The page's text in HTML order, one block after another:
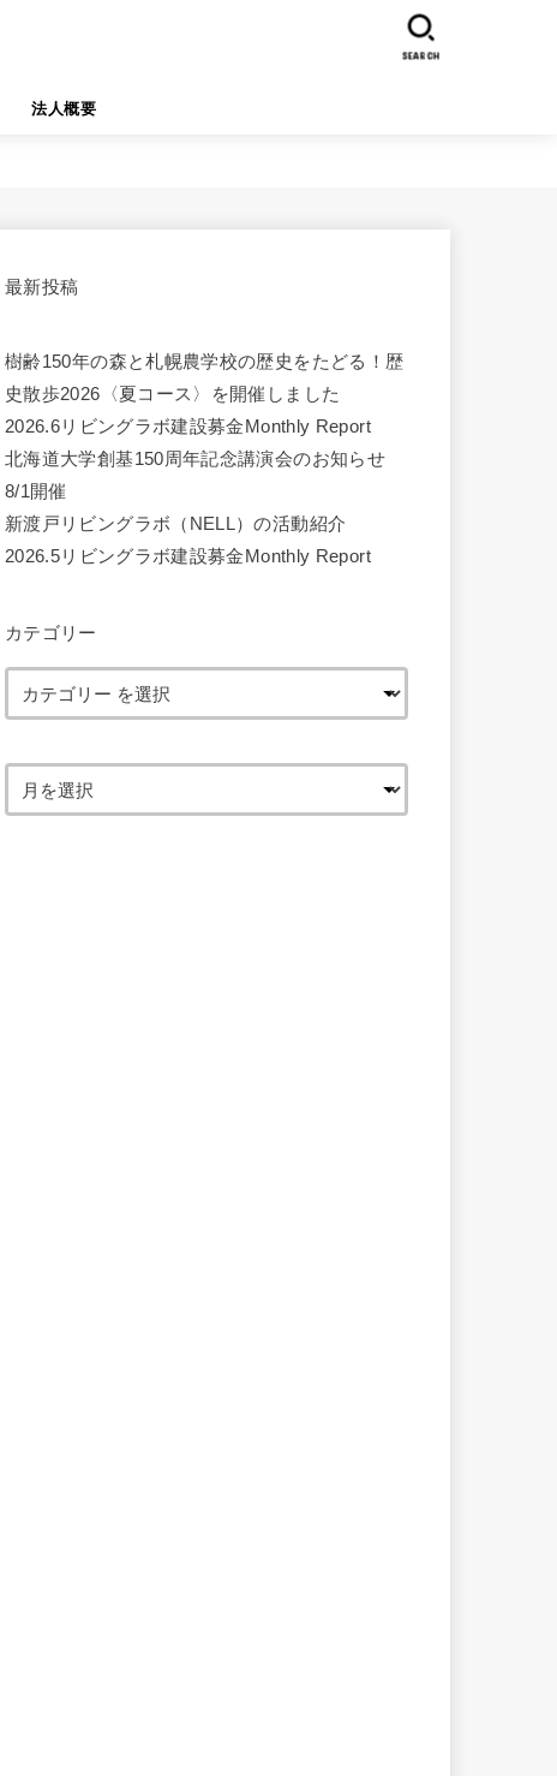
法人概要
SEARCH
最新投稿
樹齢150年の森と札幌農学校の歴史をたどる！歴
史散歩2026〈夏コース〉を開催しました
2026.6リビングラボ建設募金Monthly Report
北海道大学創基150周年記念講演会のお知らせ
8/1開催
新渡戸リビングラボ（NELL）の活動紹介
2026.5リビングラボ建設募金Monthly Report
カテゴリー